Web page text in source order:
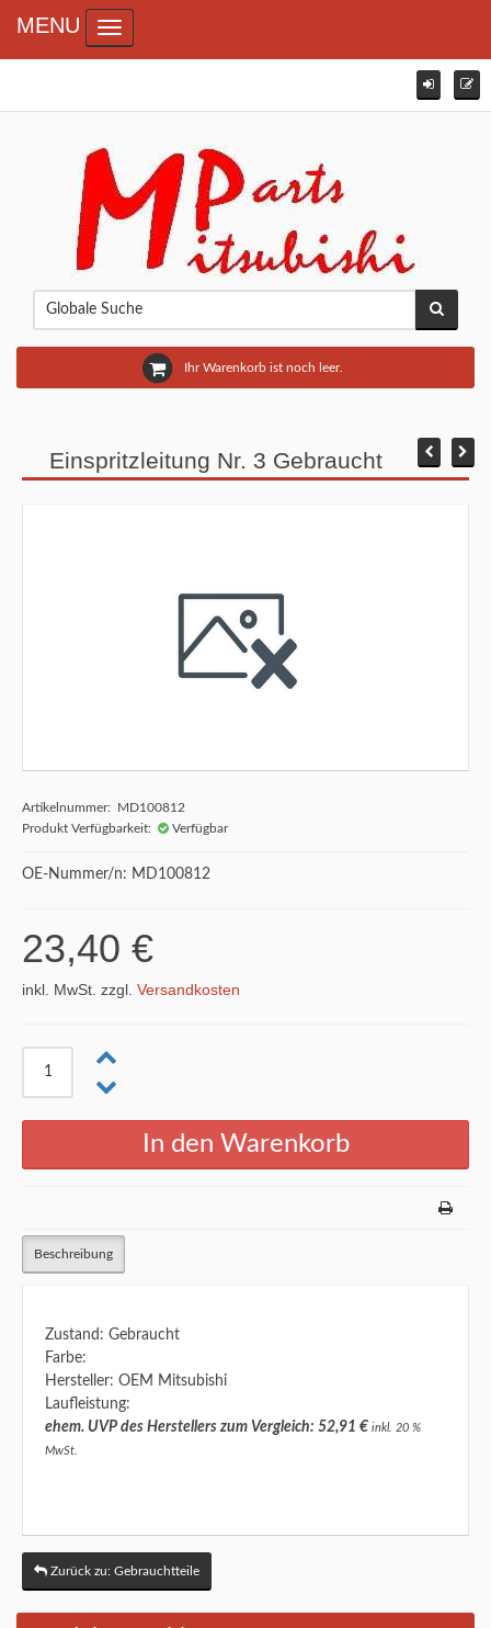
Ihr Warenkorb ist noch leer.
MENU Toggle navigation
Einspritzleitung Nr. 3 Gebraucht
Artikelnummer: MD100812
Produkt Verfügbarkeit:
Verfügbar
OE-Nummer/n: MD100812
23,40 €
inkl. MwSt. zzgl. Versandkosten
Beschreibung
Zustand: Gebraucht
Farbe:
Hersteller: OEM Mitsubishi
Laufleistung:
ehem. UVP des Herstellers zum Vergleich: 52,91 € inkl. 20 %
MwSt.
Zurück zu: Gebrauchtteile